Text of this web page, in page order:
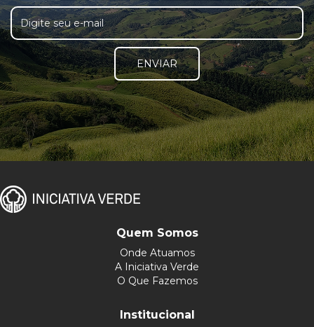
ENVIAR
Quem Somos
Onde Atuamos
A Iniciativa Verde
O Que Fazemos
Institucional